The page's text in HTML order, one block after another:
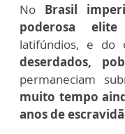
No Brasil
poderosa
latifúndios, e do
deserdados,
permaneciam
muito tempo
anos de